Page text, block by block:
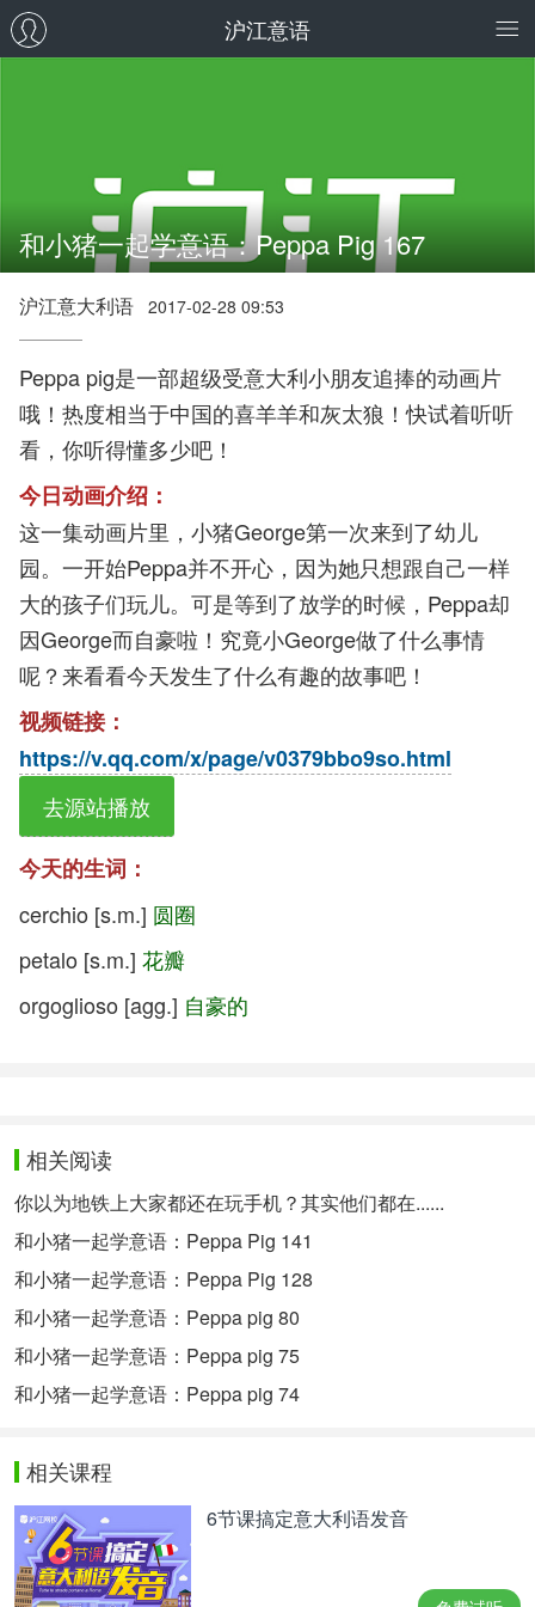
沪江意语
和小猪一起学意语：Peppa Pig 167
沪江意大利语 2017-02-28 09:53
Peppa pig是一部超级受意大利小朋友追捧的动画片
哦！热度相当于中国的喜羊羊和灰太狼！快试着听听
看，你听得懂多少吧！
今日动画介绍：
这一集动画片里，小猪George第一次来到了幼儿
园。一开始Peppa并不开心，因为她只想跟自己一样
大的孩子们玩儿。可是等到了放学的时候，Peppa却
因George而自豪啦！究竟小George做了什么事情
呢？来看看今天发生了什么有趣的故事吧！
视频链接：
https://v.qq.com/x/page/v0379bbo9so.html
去源站播放
今天的生词：
cerchio [s.m.] 圆圈
petalo [s.m.] 花瓣
orgoglioso [agg.] 自豪的
相关阅读
你以为地铁上大家都还在玩手机？其实他们都在......
和小猪一起学意语：Peppa Pig 141
和小猪一起学意语：Peppa Pig 128
和小猪一起学意语：Peppa pig 80
和小猪一起学意语：Peppa pig 75
和小猪一起学意语：Peppa pig 74
相关课程
6节课搞定意大利语发音